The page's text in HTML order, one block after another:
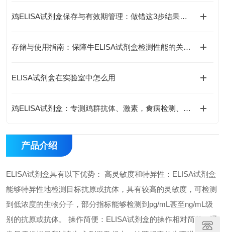
鸡ELISA试剂盒保存与有效期管理：做错这3步结果全废
存储与使用指南：保障牛ELISA试剂盒检测性能的关键措施
ELISA试剂盒在实验室中怎么用
鸡ELISA试剂盒：专测鸡群抗体、激素，禽病检测、养殖科研都能用
产品介绍
ELISA试剂盒具有以下优势： 高灵敏度和特异性：ELISA试剂盒
能够特异性地检测目标抗原或抗体，具有较高的灵敏度，可检测
到低浓度的生物分子，部分指标能够检测到pg/mL甚至ng/mL级
别的抗原或抗体。 操作简便：ELISA试剂盒的操作相对简单，通